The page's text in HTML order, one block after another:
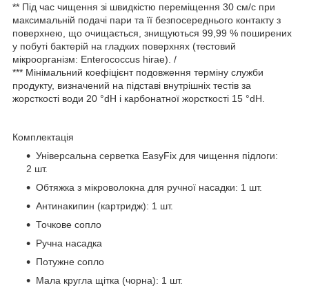
** Під час чищення зі швидкістю переміщення 30 см/с при
максимальній подачі пари та її безпосереднього контакту з
поверхнею, що очищається, знищуються 99,99 % поширених
у побуті бактерій на гладких поверхнях (тестовий
мікроорганізм: Enterococcus hirae). /
*** Мінімальний коефіцієнт подовження терміну служби
продукту, визначений на підставі внутрішніх тестів за
жорсткості води 20 °dH і карбонатної жорсткості 15 °dH.
Комплектація
Універсальна серветка EasyFix для чищення підлоги:
2 шт.
Обтяжка з мікроволокна для ручної насадки: 1 шт.
Антинакипин (картридж): 1 шт.
Точкове сопло
Ручна насадка
Потужне сопло
Мала кругла щітка (чорна): 1 шт.